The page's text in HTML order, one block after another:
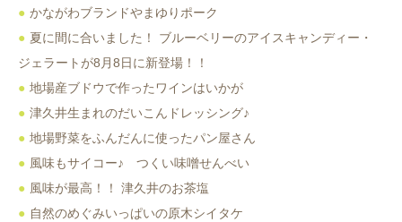
かながわブランドやまゆりポーク
夏に間に合いました！ ブルーベリーのアイスキャンディー・
ジェラートが8月8日に新登場！！
地場産ブドウで作ったワインはいかが
津久井生まれのだいこんドレッシング♪
地場野菜をふんだんに使ったパン屋さん
風味もサイコー♪ つくい味噌せんべい
風味が最高！！ 津久井のお茶塩
自然のめぐみいっぱいの原木シイタケ